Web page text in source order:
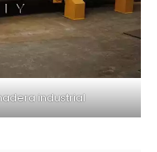
industrial